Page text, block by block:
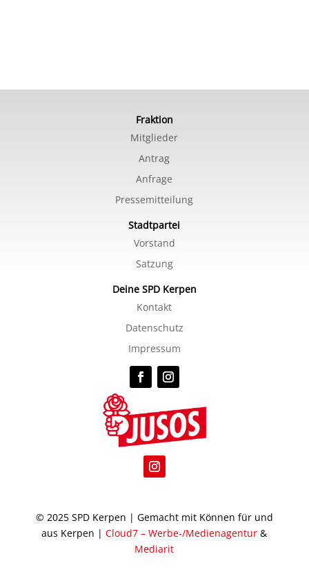
Fraktion
Mitglieder
Antrag
Anfrage
Pressemitteilung
Stadtpartei
Vorstand
Satzung
Deine SPD Kerpen
Kontakt
Datenschutz
Impressum
© 2025 SPD Kerpen | Gemacht mit Können für und
aus Kerpen |Cloud7 – Werbe-/Medienagentur &
Mediarit